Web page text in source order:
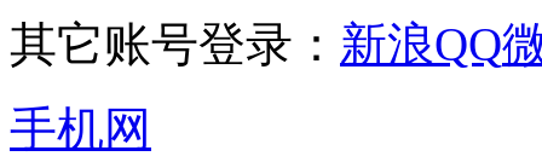
其它账号登录： 新浪QQ
手机网